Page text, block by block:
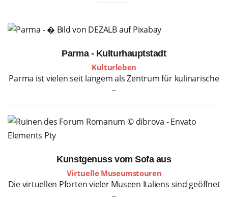
Parma - Kulturhauptstadt
Kulturleben
Parma ist vielen seit langem als Zentrum für kulinarische
..
Kunstgenuss vom Sofa aus
Virtuelle Museumstouren
Die virtuellen Pforten vieler Museen Italiens sind geöffnet
..